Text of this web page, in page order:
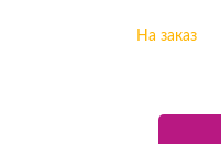
На заказ